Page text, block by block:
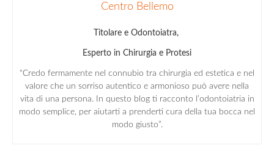
Centro Bellemo
Titolare e Odontoiatra,
Esperto in Chirurgia e Protesi
“Credo fermamente nel connubio tra chirurgia ed estetica e nel
valore che un sorriso autentico e armonioso può avere nella
vita di una persona. In questo blog ti racconto l’odontoiatria in
modo semplice, per aiutarti a prenderti cura della tua bocca nel
modo giusto”.